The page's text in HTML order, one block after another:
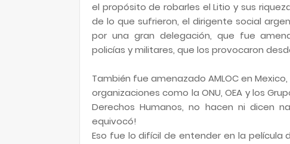
el propósito de robarles el Litio y sus
de lo que sufrieron, el dirigente social
por una gran delegación, que fue
policías y militares, que los provocaron
También fue amenazado AMLOC en
organizaciones como la ONU, OEA y los
Derechos Humanos, no hacen ni dicen
equivocó!
Eso fue lo difícil de entender en la película